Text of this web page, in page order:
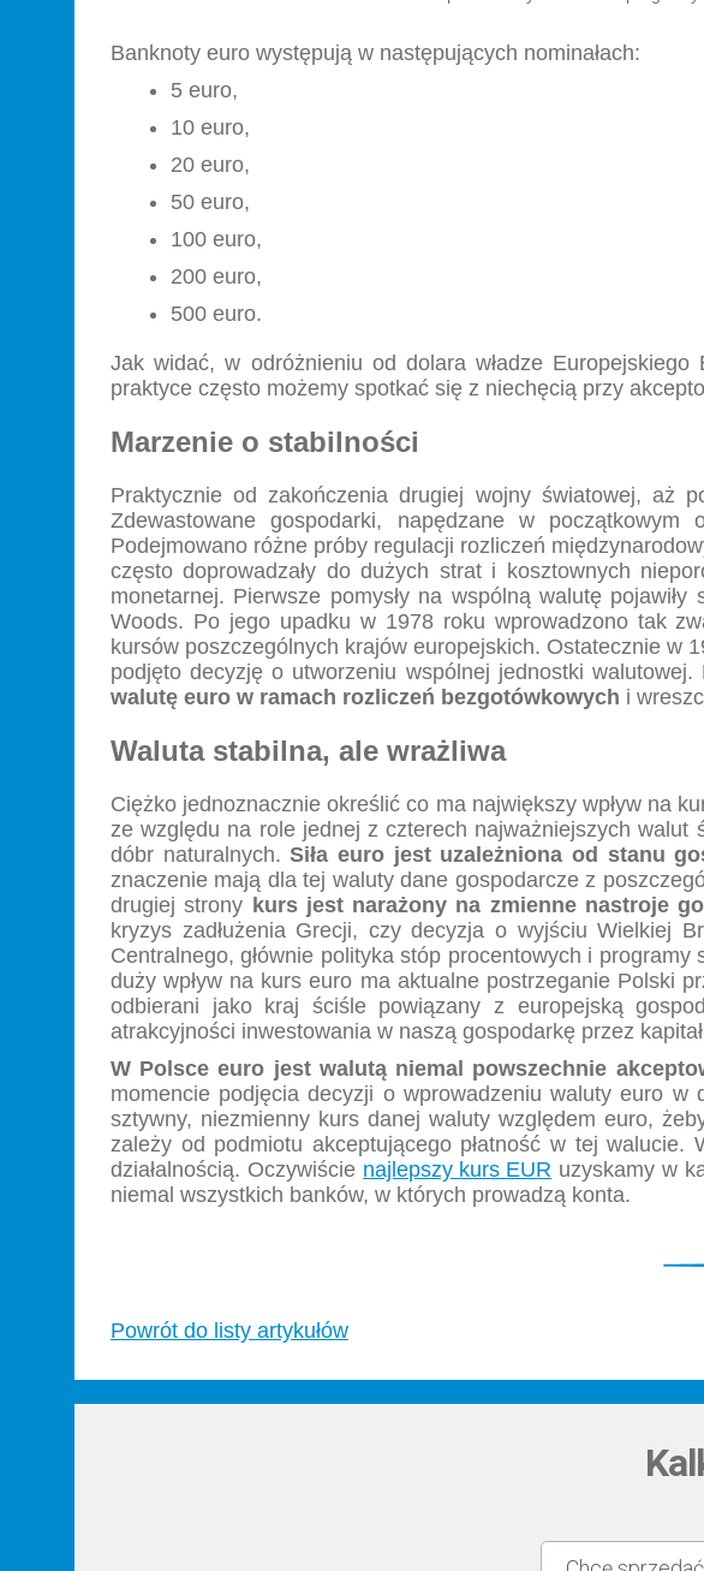
Banknoty euro występują w następujących nominałach:
5 euro,
10 euro,
20 euro,
50 euro,
100 euro,
200 euro,
500 euro.
Jak widać, w odróżnieniu od dolara władze
praktyce często możemy spotkać się z niechęcią przy
Marzenie o stabilności
Praktycznie od zakończenia drugiej wojny światowej, aż
Zdewastowane gospodarki, napędzane w początkowym
Podejmowano różne próby regulacji rozliczeń
często doprowadzały do dużych strat i kosztownych
monetarnej. Pierwsze pomysły na wspólną walutę
Woods. Po jego upadku w 1978 roku wprowadzono tak
kursów poszczególnych krajów europejskich. Ostatecznie w
podjęto decyzję o utworzeniu wspólnej jednostki
walutę euro w ramach rozliczeń bezgotówkowych i
Waluta stabilna, ale wrażliwa
Ciężko jednoznacznie określić co ma największy wpływ na
ze względu na role jednej z czterech najważniejszych
dóbr naturalnych.Siła euro jest uzależniona od stanu
znaczenie mają dla tej waluty dane gospodarcze z
drugiej strony kurs jest narażony na zmienne nastroje
kryzys zadłużenia Grecji, czy decyzja o wyjściu Wielkiej
Centralnego, głównie polityka stóp procentowych i
duży wpływ na kurs euro ma aktualne postrzeganie Polski
odbierani jako kraj ściśle powiązany z europejską
atrakcyjności inwestowania w naszą gospodarkę przez
W Polsce euro jest walutą niemal powszechnie
momencie podjęcia decyzji o wprowadzeniu waluty euro
sztywny, niezmienny kurs danej waluty względem euro,
zależy od podmiotu akceptującego płatność w tej
działalnością. Oczywiście najlepszy kurs EUR uzyskamy w
niemal wszystkich banków, w których prowadzą konta.
Powrót do listy artykułów